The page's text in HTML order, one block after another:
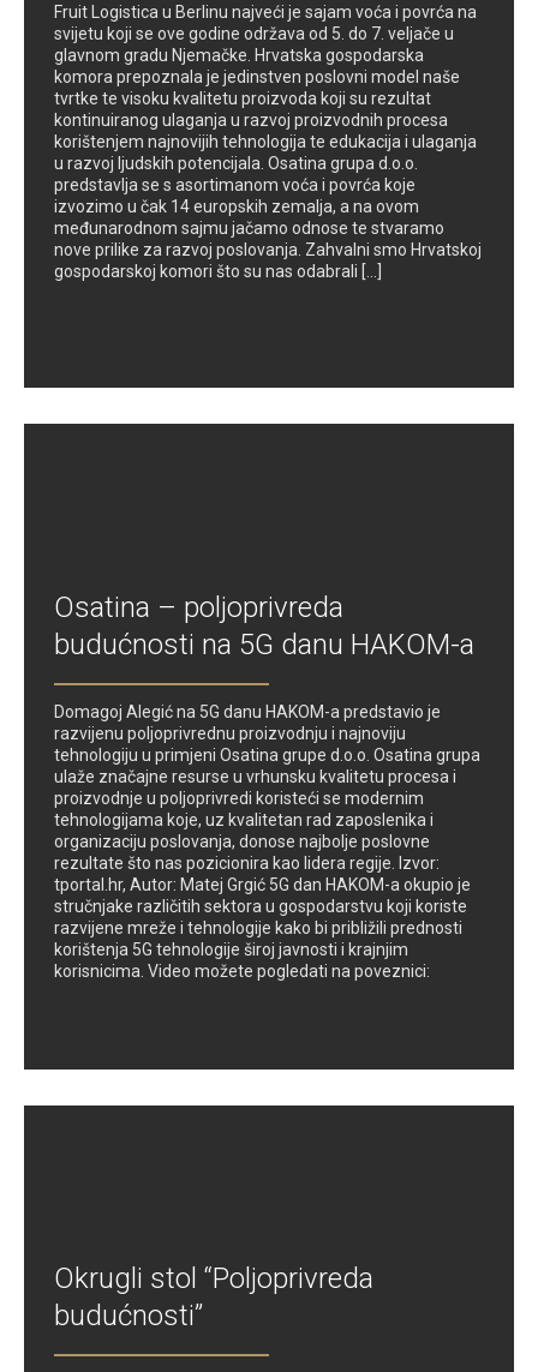
Fruit Logistica u Berlinu najveći je sajam voća i povrća na
svijetu koji se ove godine održava od 5. do 7. veljače u
glavnom gradu Njemačke. Hrvatska gospodarska
komora prepoznala je jedinstven poslovni model naše
tvrtke te visoku kvalitetu proizvoda koji su rezultat
kontinuiranog ulaganja u razvoj proizvodnih procesa
korištenjem najnovijih tehnologija te edukacija i ulaganja
u razvoj ljudskih potencijala. Osatina grupa d.o.o.
predstavlja se s asortimanom voća i povrća koje
izvozimo u čak 14 europskih zemalja, a na ovom
međunarodnom sajmu jačamo odnose te stvaramo
nove prilike za razvoj poslovanja. Zahvalni smo Hrvatskoj
gospodarskoj komori što su nas odabrali [...]
Osatina – poljoprivreda
budućnosti na 5G danu HAKOM-a
Domagoj Alegić na 5G danu HAKOM-a predstavio je
razvijenu poljoprivrednu proizvodnju i najnoviju
tehnologiju u primjeni Osatina grupe d.o.o. Osatina grupa
ulaže značajne resurse u vrhunsku kvalitetu procesa i
proizvodnje u poljoprivredi koristeći se modernim
tehnologijama koje, uz kvalitetan rad zaposlenika i
organizaciju poslovanja, donose najbolje poslovne
rezultate što nas pozicionira kao lidera regije. Izvor:
tportal.hr, Autor: Matej Grgić 5G dan HAKOM-a okupio je
stručnjake različitih sektora u gospodarstvu koji koriste
razvijene mreže i tehnologije kako bi približili prednosti
korištenja 5G tehnologije široj javnosti i krajnjim
korisnicima. Video možete pogledati na poveznici:
Okrugli stol “Poljoprivreda
budućnosti”